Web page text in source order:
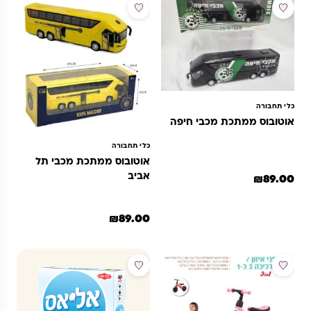
כלי תחבורה
אוטובוס ממתכת מכבי חיפה
₪89.00
כלי תחבורה
אוטובוס ממתכת מכבי תל
אביב
₪89.00